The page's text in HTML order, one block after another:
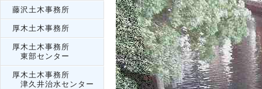
藤沢土木事務所
厚木土木事務所
厚木土木事務所
東部センター
厚木土木事務所
津久井治水センター